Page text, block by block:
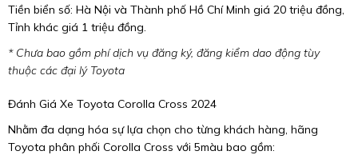
Tiền biển số: Hà Nội và Thành phố Hồ Chí Minh giá 20 triệu đồng,
Tỉnh khác giá 1 triệu đồng.
* Chưa bao gồm phí dịch vụ đăng ký, đăng kiểm dao động tùy
thuộc các đại lý Toyota
Đánh Giá Xe Toyota Corolla Cross 2024
Nhằm đa dạng hóa sự lựa chọn cho từng khách hàng, hãng
Toyota phân phối Corolla Cross với 5màu bao gồm: